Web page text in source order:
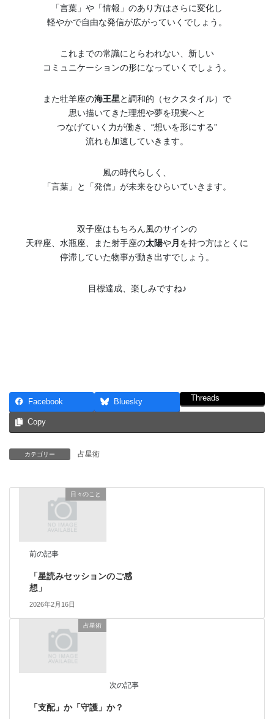
「言葉」や「情報」のあり方はさらに変化し
軽やかで自由な発信が広がっていくでしょう。
これまでの常識にとらわれない、新しい
コミュニケーションの形になっていくでしょう。
また牡羊座の海王星と調和的（セクスタイル）で
思い描いてきた理想や夢を現実へと
つなげていく力が働き、“想いを形にする”
流れも加速していきます。
風の時代らしく、
「言葉」と「発信」が未来をひらいていきます。
双子座はもちろん風のサインの
天秤座、水瓶座、また射手座の太陽や月 を持つ方はとくに
停滞していた物事が動き出すでしょう。
目標達成、楽しみですね♪
Facebook Bluesky Threads
Copy
カテゴリー 占星術
日々のこと
前の記事
「星読みセッションのご感
想」
2026年2月16日
占星術
次の記事
「支配」か「守護」か？